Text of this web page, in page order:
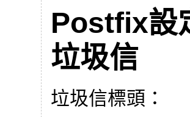
Postfix設
垃圾信
垃圾信標頭：